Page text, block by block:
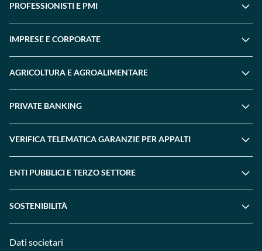
PROFESSIONISTI E PMI
IMPRESE E CORPORATE
AGRICOLTURA E AGROALIMENTARE
PRIVATE BANKING
VERIFICA TELEMATICA GARANZIE PER APPALTI
ENTI PUBBLICI E TERZO SETTORE
SOSTENIBILITÀ
Dati societari